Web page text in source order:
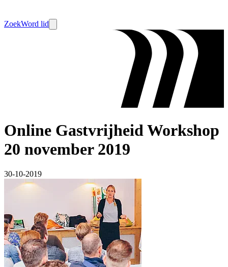
ZoekWord lid
Online Gastvrijheid Workshop
20 november 2019
30-10-2019